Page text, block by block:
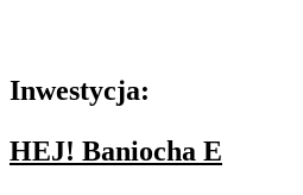
Inwestycja:
HEJ! Baniocha E